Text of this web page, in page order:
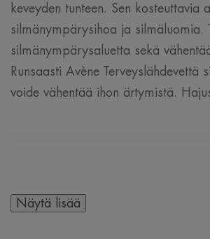
keveyden tunteen. Sen kosteuttavia
silmänympärysihoa ja silmäluomia.
silmänympärysaluetta sekä
Runsaasti Avène
voide vähentää ihon ärtymistä.
Näytä lisää